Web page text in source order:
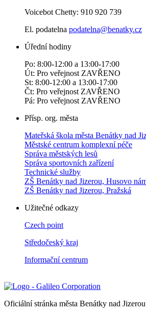
Voicebot Chetty: 910 920 739
El. podatelna podatelna@benatky.cz
Úřední hodiny
Po: 8:00-12:00 a 13:00-17:00
Út: Pro veřejnost ZAVŘENO
St: 8:00-12:00 a 13:00-17:00
Čt: Pro veřejnost ZAVŘENO
Pá: Pro veřejnost ZAVŘENO
Přísp. org. města
Mateřská škola města Benátky nad
Městské centrum komplexní péče
Správa městských lesů
Správa sportovních zařízení
Technické služby
ZŠ Benátky nad Jizerou, Husovo
ZŠ Benátky nad Jizerou, Pražská
Užitečné odkazy
Czech point
Středočeský kraj
Informační centrum
Oficiální stránka města Benátky nad